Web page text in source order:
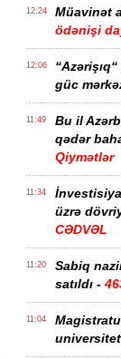
12:24 Müavinət
ödənişi
12:06
güc
11:49
Bu il
qədər
Qiymətlər
11:34
üzrə
CƏDVƏL
11:20
Sabiq
satıldı -
11:04